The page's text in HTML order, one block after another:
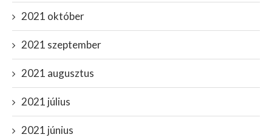
2021 október
2021 szeptember
2021 augusztus
2021 július
2021 június